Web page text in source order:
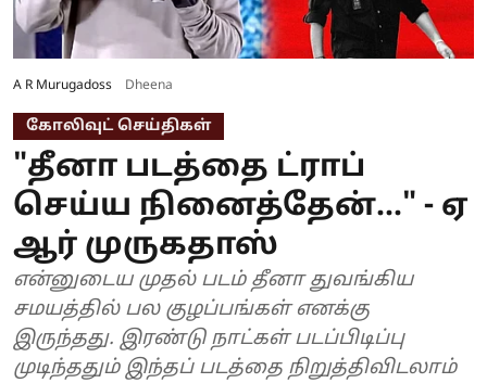
A R Murugadoss Dheena
கோலிவுட் செய்திகள்
"தீனா படத்தை ட்ராப்
செய்ய நினைத்தேன்..." - ஏ
ஆர் முருகதாஸ்
என்னுடைய முதல் படம் தீனா துவங்கிய
சமயத்தில் பல குழப்பங்கள் எனக்கு
இருந்தது. இரண்டு நாட்கள் படப்பிடிப்பு
முடிந்ததும் இந்தப் படத்தை நிறுத்திவிடலாம்